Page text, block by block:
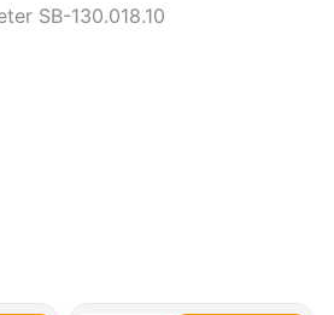
SB-130.018.10